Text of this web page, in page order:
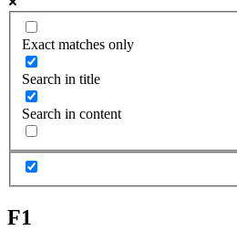
Exact matches only
Search in title
Search in content
F1